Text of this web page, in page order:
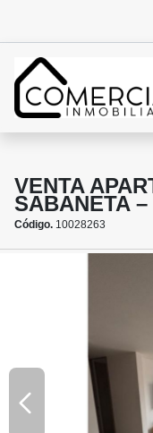
VENTA
SABANETA
Código. 10028263